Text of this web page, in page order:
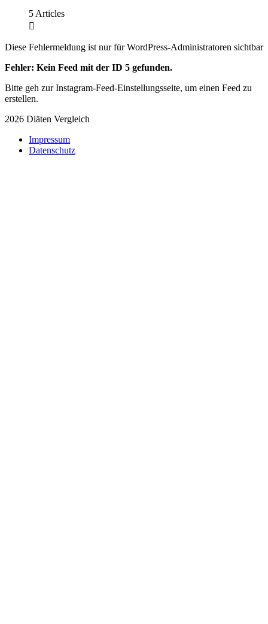
5 Articles
Diese Fehlermeldung ist nur für WordPress-Administratoren sichtbar
Fehler: Kein Feed mit der ID 5 gefunden.
Bitte geh zur Instagram-Feed-Einstellungsseite, um einen Feed zu
erstellen.
2026 Diäten Vergleich
Impressum
Datenschutz